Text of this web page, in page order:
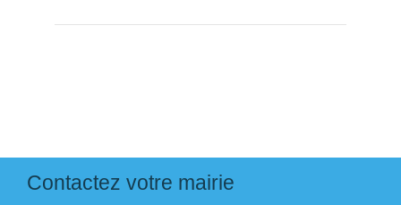
Contactez votre mairie